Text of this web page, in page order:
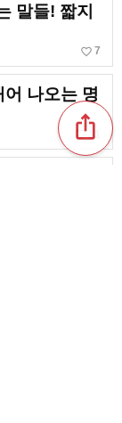
말들! 짧지
favorite_border 7
나오는 명
favorite_border
ios_share